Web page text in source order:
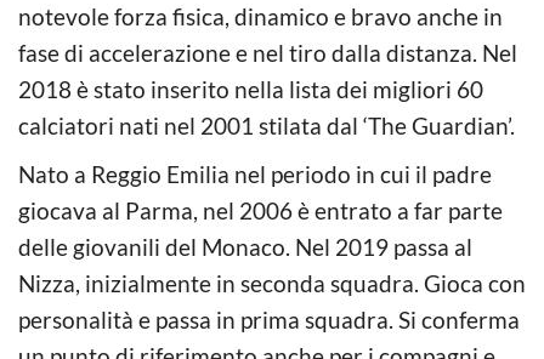
notevole forza fisica, dinamico e bravo anche in
fase di accelerazione e nel tiro dalla distanza. Nel
2018 è stato inserito nella lista dei migliori 60
calciatori nati nel 2001 stilata dal ‘The Guardian’.
Nato a Reggio Emilia nel periodo in cui il padre
giocava al Parma, nel 2006 è entrato a far parte
delle giovanili del Monaco. Nel 2019 passa al
Nizza, inizialmente in seconda squadra. Gioca con
personalità e passa in prima squadra. Si conferma